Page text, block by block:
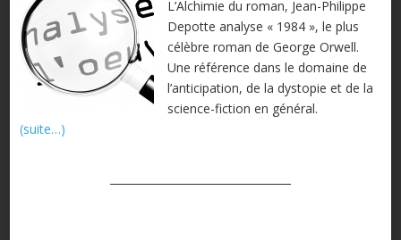
L’Alchimie du roman, Jean-Philippe
Depotte analyse « 1984 », le plus
célèbre roman de George Orwell.
Une référence dans le domaine de
l’anticipation, de la dystopie et de la
science-fiction en général.
(suite…)